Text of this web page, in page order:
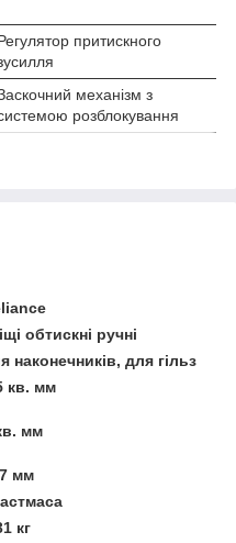
притискного
механізм з
розблокування
обтискні ручні
наконечників, для гільз
кв. мм
мм
мм
кг